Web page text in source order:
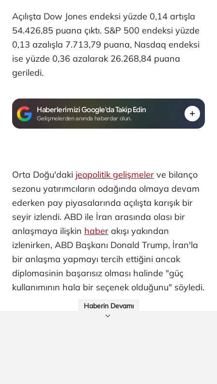
Açılışta Dow Jones endeksi yüzde 0,14 artışla
54.426,85 puana çıktı. S&P 500 endeksi yüzde
0,13 azalışla 7.713,79 puana, Nasdaq endeksi
ise yüzde 0,36 azalarak 26.268,84 puana
geriledi.
Haberlerimizi Google'da Takip Edin
Gelişmelerden anında haberdar olun.
Orta Doğu'daki jeopolitik gelişmeler ve bilanço
sezonu yatırımcıların odağında olmaya devam
ederken pay piyasalarında açılışta karışık bir
seyir izlendi. ABD ile İran arasında olası bir
anlaşmaya ilişkin haber akışı yakından
izlenirken, ABD Başkanı Donald Trump, İran'la
bir anlaşma yapmayı tercih ettiğini ancak
diplomasinin başarısız olması halinde "güç
kullanımının hala bir seçenek olduğunu" söyledi.
Haberin Devamı